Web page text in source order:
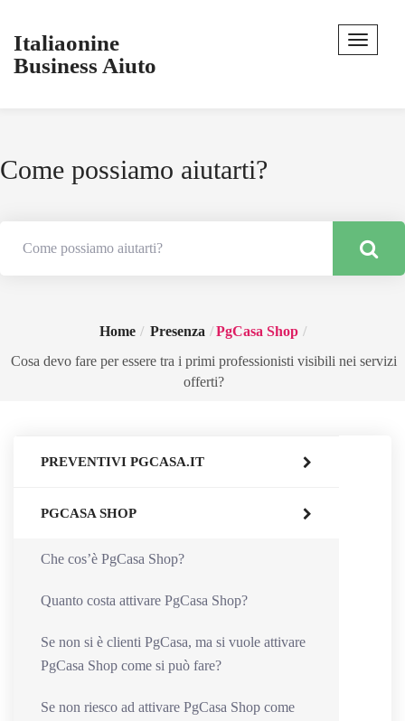
Italiaonine
Business Aiuto
Come possiamo aiutarti?
Home Presenza
PgCasa Shop
Cosa devo fare per essere tra i primi professionisti visibili nei servizi
offerti?
PREVENTIVI PGCASA.IT
PGCASA SHOP
Che cos’è PgCasa Shop?
Quanto costa attivare PgCasa Shop?
Se non si è clienti PgCasa, ma si vuole attivare
PgCasa Shop come si può fare?
Se non riesco ad attivare PgCasa Shop come